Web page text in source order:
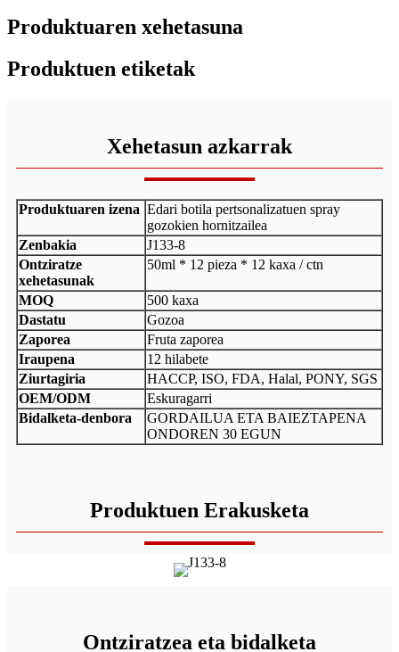
Produktuaren xehetasuna
Produktuen etiketak
Xehetasun azkarrak
Produktuaren izena Edari botila pertsonalizatuen spray
gozokien hornitzailea
Zenbakia
J133-8
Ontziratze
xehetasunak
50ml * 12 pieza * 12 kaxa / ctn
MOQ
500 kaxa
Dastatu
Gozoa
Zaporea
Fruta zaporea
Iraupena
12 hilabete
Ziurtagiria
HACCP, ISO, FDA, Halal, PONY, SGS
OEM/ODM
Eskuragarri
Bidalketa-denbora
GORDAILUA ETA BAIEZTAPENA
ONDOREN 30 EGUN
Produktuen Erakusketa
Ontziratzea eta bidalketa